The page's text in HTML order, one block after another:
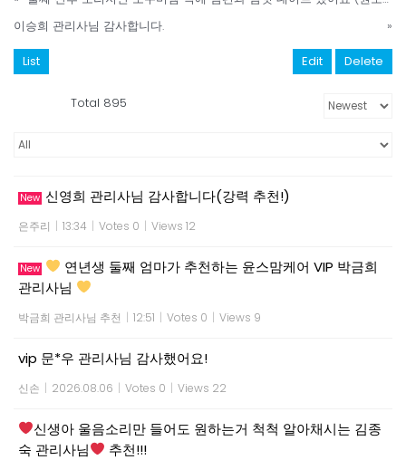
이승희 관리사님 감사합니다.
»
List Edit Delete
Total 895
New 신영희 관리사님 감사합니다(강력 추천!)
은주리 | 13:34 | Votes 0 | Views 12
New
연년생 둘째 엄마가 추천하는 윤스맘케어 VIP 박금희
관리사님
박금희 관리사님 추천 | 12:51 | Votes 0 | Views 9
vip 문*우 관리사님 감사했어요!
신손 | 2026.08.06 | Votes 0 | Views 22
신생아 울음소리만 들어도 원하는거 척척 알아채시는 김종
숙 관리사님
추천!!!